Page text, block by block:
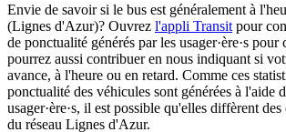
Envie de savoir si le bus est généralement à
(Lignes d'Azur)? Ouvrez l'appli Transit pour
de ponctualité générés par les usager·ère·s
pourrez aussi contribuer en nous indiquant si
avance, à l'heure ou en retard. Comme ces
ponctualité des véhicules sont générées à l'aide
usager·ère·s, il est possible qu'elles diffèrent
du réseau Lignes d'Azur.